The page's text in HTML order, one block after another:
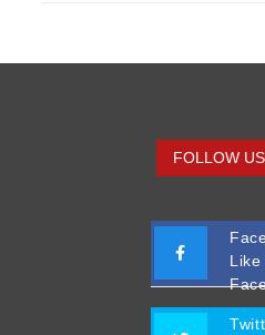
FOLLOW US
Like